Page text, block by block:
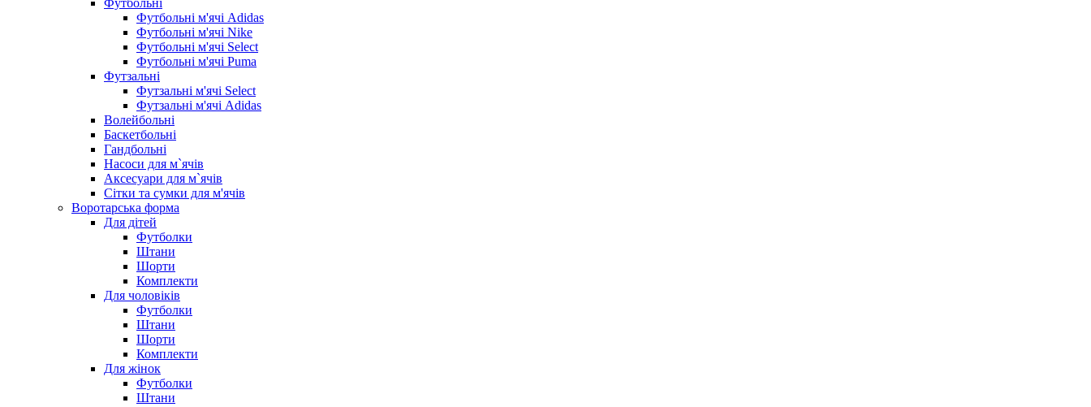
Футбольні
Футбольні м'ячі Adidas
Футбольні м'ячі Nike
Футбольні м'ячі Select
Футбольні м'ячі Puma
Футзальні
Футзальні м'ячі Select
Футзальні м'ячі Adidas
Волейбольні
Баскетбольні
Гандбольні
Насоси для м`ячів
Аксесуари для м`ячів
Сітки та сумки для м'ячів
Воротарська форма
Для дітей
Футболки
Штани
Шорти
Комплекти
Для чоловіків
Футболки
Штани
Шорти
Комплекти
Для жінок
Футболки
Штани